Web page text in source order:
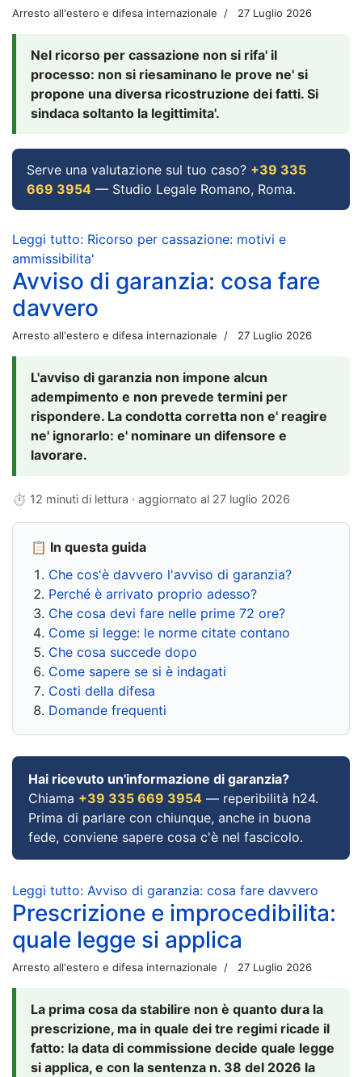
Arresto all'estero e difesa internazionale 27 Luglio 2026
Nel ricorso per cassazione non si rifa' il
processo: non si riesaminano le prove ne' si
propone una diversa ricostruzione dei fatti. Si
sindaca soltanto la legittimita'.
Serve una valutazione sul tuo caso? +39 335
669 3954 — Studio Legale Romano, Roma.
Leggi tutto: Ricorso per cassazione: motivi e
ammissibilita'
Avviso di garanzia: cosa fare
davvero
Arresto all'estero e difesa internazionale 27 Luglio 2026
L'avviso di garanzia non impone alcun
adempimento e non prevede termini per
rispondere. La condotta corretta non e' reagire
ne' ignorarlo: e' nominare un difensore e
lavorare.
⏱ 12 minuti di lettura · aggiornato al 27 luglio 2026
📋 In questa guida
Che cos'è davvero l'avviso di garanzia?
Perché è arrivato proprio adesso?
Che cosa devi fare nelle prime 72 ore?
Come si legge: le norme citate contano
Che cosa succede dopo
Come sapere se si è indagati
Costi della difesa
Domande frequenti
Hai ricevuto un'informazione di garanzia?
Chiama +39 335 669 3954 — reperibilità h24.
Prima di parlare con chiunque, anche in buona
fede, conviene sapere cosa c'è nel fascicolo.
Leggi tutto: Avviso di garanzia: cosa fare davvero
Prescrizione e improcedibilita:
quale legge si applica
Arresto all'estero e difesa internazionale 27 Luglio 2026
La prima cosa da stabilire non è quanto dura la
prescrizione, ma in quale dei tre regimi ricade il
fatto: la data di commissione decide quale legge
si applica, e con la sentenza n. 38 del 2026 la